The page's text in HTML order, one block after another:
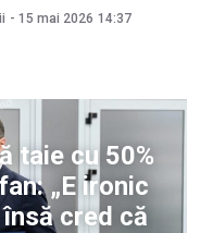
- 15 mai 2026 14:37
taie cu 50%
„E ironic
cred că